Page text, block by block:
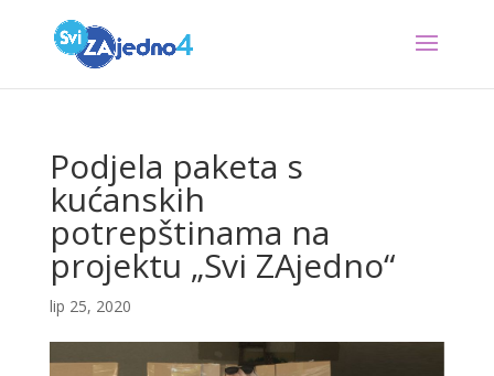
Podjela paketa s
kućanskih
potrepštinama na
projektu „Svi ZAjedno“
lip 25, 2020